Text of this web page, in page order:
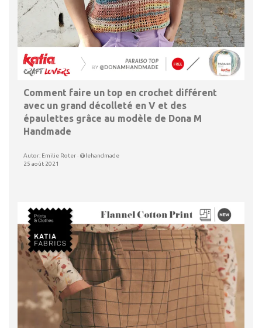
Comment faire un top en crochet différent
avec un grand décolleté en V et des
épaulettes grâce au modèle de Dona M
Handmade
Autor: Emilie Roter · @lehandmade
25 août 2021